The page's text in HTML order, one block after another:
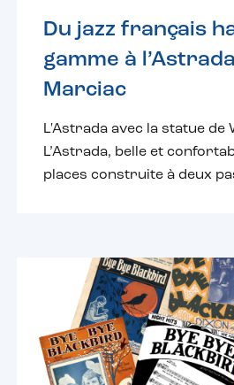
Du jazz français
gamme à
Marciac
L'Astrada avec la statue de
L’Astrada, belle et
places construite à deux